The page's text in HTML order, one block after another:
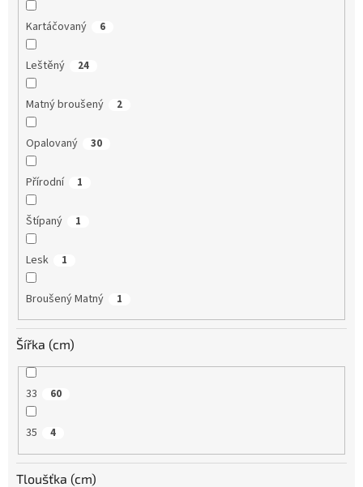
Kartáčovaný 6
Leštěný 24
Matný broušený 2
Opalovaný 30
Přírodní 1
Štípaný 1
Lesk 1
Broušený Matný 1
Šířka (cm)
33 60
35 4
Tloušťka (cm)